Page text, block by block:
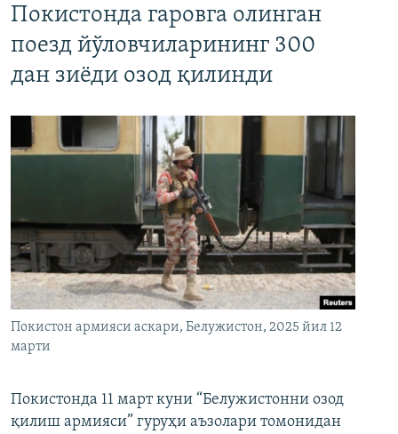
Покистонда гаровга олинган
поезд йўловчиларининг 300
дан зиёди озод қилинди
Покистон армияси аскари, Белужистон, 2025 йил 12
марти
Покистонда 11 март куни “Белужистонни озод
қилиш армияси” гуруҳи аъзолари томонидан